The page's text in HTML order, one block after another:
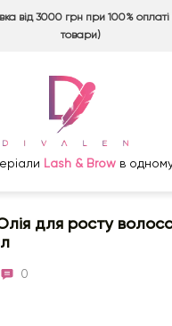
від 3000 грн при 100% оплаті
товари)
Lash & Brow в одному
для росту
0